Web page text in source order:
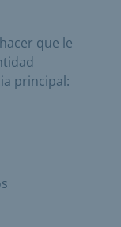
que le
principal: